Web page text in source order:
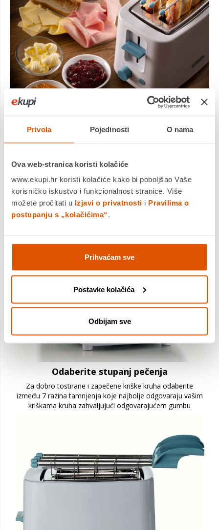
Privola Pojedinosti O nama
Ova web-stranica koristi kolačiće
www.ekupi.hr koristi kolačiće kako bi poboljšao Vaše
korisničko iskustvo i funkcionalnost stranice. Više
možete pročitati u Izjavi o privatnosti i Pravilima o
postupanju s „kolačićima“.
Prihvaćam sve
Postavke kolačića
Odbijam sve
Tost spreman za nekoliko
Odaberite stupanj pečenja
Za dobro tostirane i zapečene kriške kruha odaberite
između 7 razina tamnjenja koje najbolje odgovaraju vašim
kriškama kruha zahvaljujući odgovarajućem gumbu